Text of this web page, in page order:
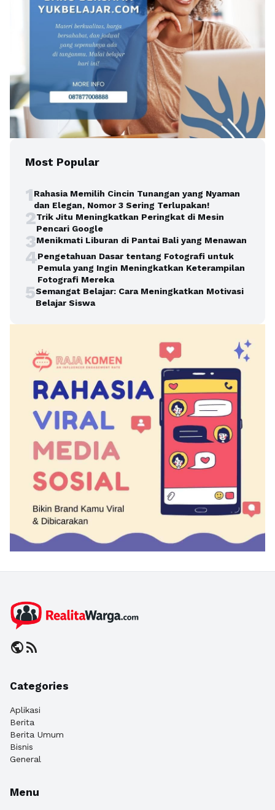
Most Popular
1Rahasia Memilih Cincin Tunangan yang Nyaman
dan Elegan, Nomor 3 Sering Terlupakan!
2Trik Jitu Meningkatkan Peringkat di Mesin
Pencari Google
3Menikmati Liburan di Pantai Bali yang Menawan
4Pengetahuan Dasar tentang Fotografi untuk
Pemula yang Ingin Meningkatkan Keterampilan
Fotografi Mereka
5Semangat Belajar: Cara Meningkatkan Motivasi
Belajar Siswa
publicrss_feed
Categories
Aplikasi
Berita
Berita Umum
Bisnis
General
Menu